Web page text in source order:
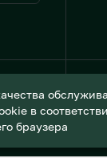
в
браузера